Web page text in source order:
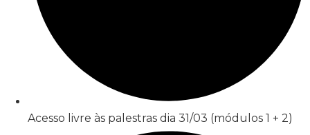
Acesso livre às palestras dia 31/03 (módulos 1 + 2)